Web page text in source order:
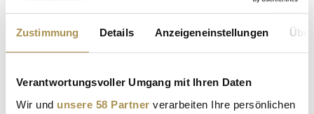
Zustimmung Details Anzeigeneinstellungen
Verantwortungsvoller Umgang mit Ihren Daten
Wir und unsere 58 Partner verarbeiten Ihre persönlichen